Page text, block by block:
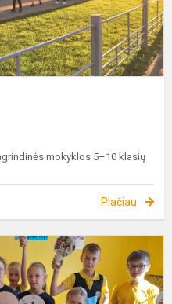
mokyklos 5–10 klasių
Plačiau